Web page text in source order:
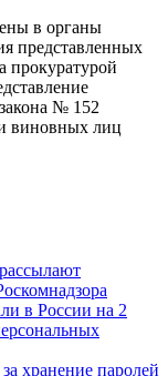
в органы
представленных
прокуратурой
№ 152
виновных лиц
в России на 2
хранение паролей